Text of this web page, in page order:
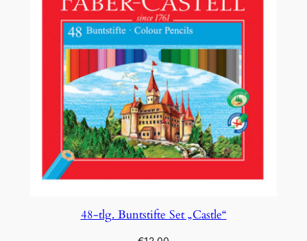
48-tlg. Buntstifte Set „Castle“